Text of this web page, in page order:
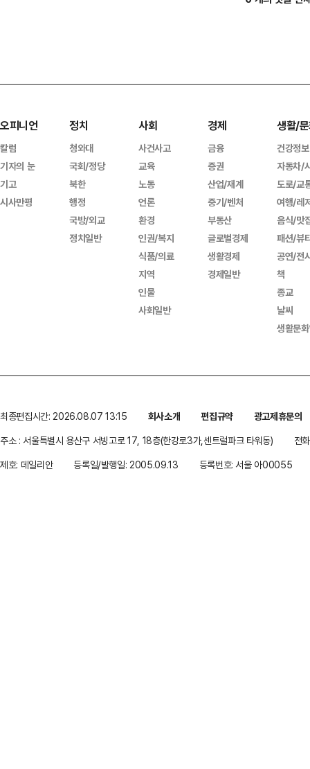
오피니언
칼럼
기자의 눈
기고
시사만평
정치
청와대
국회/정당
북한
행정
국방/외교
정치일반
사회
사건사고
교육
노동
언론
환경
인권/복지
식품/의료
지역
인물
사회일반
경제
금융
증권
산업/재계
중기/벤처
부동산
글로벌경제
생활경제
경제일반
생활/
건강정보
자동차/
도로/교
여행/레
음식/맛
패션/뷰
공연/전
책
종교
날씨
생활문
최종편집시간: 2026.08.07 13:15 회사소개 편집규약
광고제휴문의
주소 : 서울특별시 용산구 서빙고로 17, 18층(한강로3가,센트럴파크 타워동)
전
제호: 데일리안
등록일/발행일: 2005.09.13 등록번호: 서울 아00055